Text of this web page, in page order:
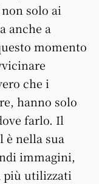
solo ai
anche a
momento
che i
hanno solo
farlo. Il
nella sua
immagini,
più utilizzati